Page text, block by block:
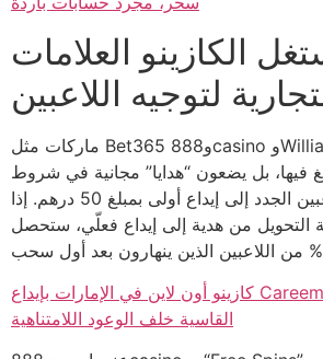
الكازينو العلامات
لتوجيه اللاعبين
ماركات مثل Bet365 و888casino وWilliam Hill لا تستخدم
فيها، بل يضعون “هدايا” مجانية في شروط
الخدمة لتخدع اللاعبين الجدد إلى إيداع أولى بمبلغ 50 درهم. إذا
من هدية إلى إيداع فعلّي، ستحصل
كازينو أون لاين في الإمارات بإيداع Careem Pay: الحقيقة
القاسية خلف الوعود اللامتناهية